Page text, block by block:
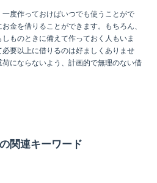
度作っておけばいつでも使うことがで
金を借りることができます。もちろん、
ものときに備えて作っておく人もいま
要以上に借りるのは好ましくありませ
にならないよう、計画的で無理のない借
関連キーワード